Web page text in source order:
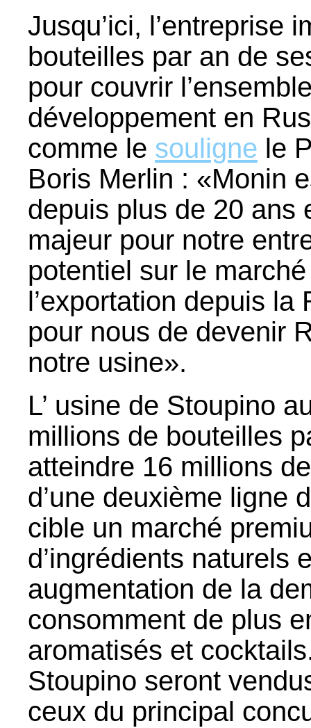
Jusqu’ici, l’entreprise
bouteilles par an de
pour couvrir
développement en
comme le souligne le
Boris Merlin : «Monin
depuis plus de 20 ans
majeur pour notre
potentiel sur le
l’exportation depuis
pour nous de devenir
notre usine».
L’ usine de Stoupino
millions de bouteilles
atteindre 16 millions
d’une deuxième ligne
cible un marché
d’ingrédients naturels
augmentation de la
consomment de plus
aromatisés et
Stoupino seront
ceux du principal